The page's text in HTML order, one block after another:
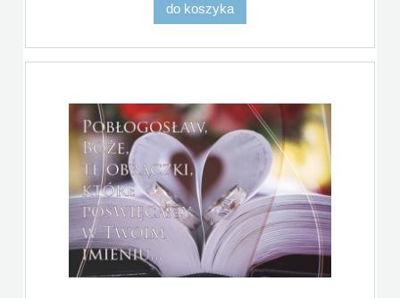
do koszyka